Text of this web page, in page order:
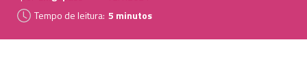
Tempo de leitura: 5 minutos